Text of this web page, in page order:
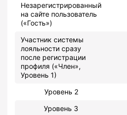
Незарегистрированный
на сайте пользователь
(«Гость»)
Участник системы
лояльности сразу
после регистрации
профиля («Член»,
Уровень 1)
Уровень 2
Уровень 3